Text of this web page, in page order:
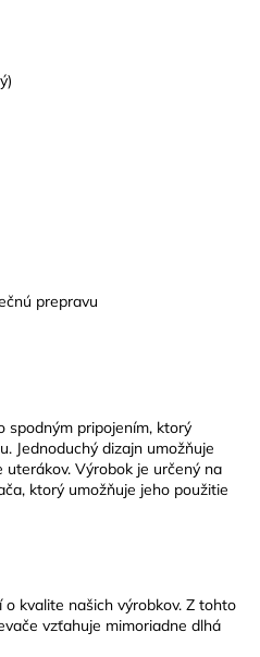
prepravu
spodným pripojením, ktorý
Jednoduchý dizajn umožňuje
uterákov. Výrobok je určený na
ktorý umožňuje jeho použitie
kvalite našich výrobkov. Z tohto
vzťahuje mimoriadne dlhá